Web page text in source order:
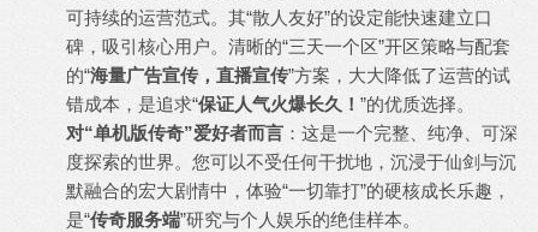
可持续的运营范式。其“散人友好”的设定能快速建立口
碑，吸引核心用户。清晰的“三天一个区”开区策略与配套
的“海量广告宣传，直播宣传”方案，大大降低了运营的试
错成本，是追求“保证人气火爆长久！ ”的优质选择。
对“单机版传奇”爱好者而言 ：这是一个完整、纯净、可深
度探索的世界。您可以不受任何干扰地，沉浸于仙剑与沉
默融合的宏大剧情中，体验“一切靠打”的硬核成长乐趣，
是“传奇服务端”研究与个人娱乐的绝佳样本。